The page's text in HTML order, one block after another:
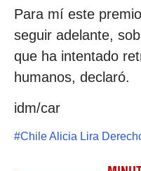
Para mí este
seguir adelante,
que ha intentado
humanos, declaró.
idm/car
#Chile Alicia Lira